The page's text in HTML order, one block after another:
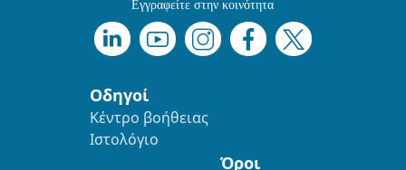
Εγγραφείτε στην κοινότητα
Οδηγοί
Κέντρο βοήθειας
Ιστολόγιο
Όροι